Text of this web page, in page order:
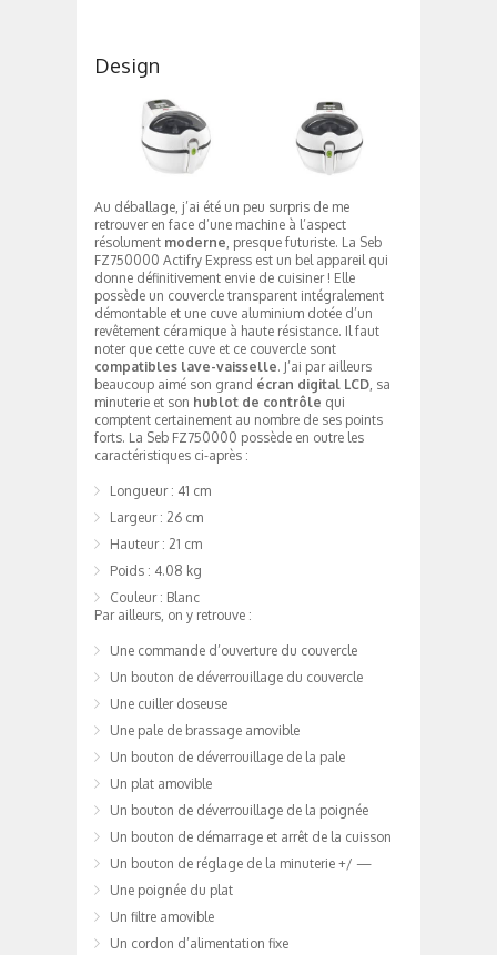
Design
Au déballage, j’ai été un peu surpris de me
retrouver en face d’une machine à l’aspect
résolument moderne , presque futuriste. La Seb
FZ750000 Actifry Express est un bel appareil qui
donne définitivement envie de cuisiner ! Elle
possède un couvercle transparent intégralement
démontable et une cuve aluminium dotée d’un
revêtement céramique à haute résistance. Il faut
noter que cette cuve et ce couvercle sont
compatibles lave-vaisselle. J’ai par ailleurs
beaucoup aimé son grand écran digital LCD , sa
minuterie et son hublot de contrôle qui
comptent certainement au nombre de ses points
forts. La Seb FZ750000 possède en outre les
caractéristiques ci-après :
Longueur : 41 cm
Largeur : 26 cm
Hauteur : 21 cm
Poids : 4.08 kg
Couleur : Blanc
Par ailleurs, on y retrouve :
Une commande d’ouverture du couvercle
Un bouton de déverrouillage du couvercle
Une cuiller doseuse
Une pale de brassage amovible
Un bouton de déverrouillage de la pale
Un plat amovible
Un bouton de déverrouillage de la poignée
Un bouton de démarrage et arrêt de la cuisson
Un bouton de réglage de la minuterie +/ —
Une poignée du plat
Un filtre amovible
Un cordon d’alimentation fixe